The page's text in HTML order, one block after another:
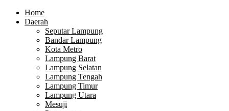
Home
Daerah
Seputar Lampung
Bandar Lampung
Kota Metro
Lampung Barat
Lampung Selatan
Lampung Tengah
Lampung Timur
Lampung Utara
Mesuji